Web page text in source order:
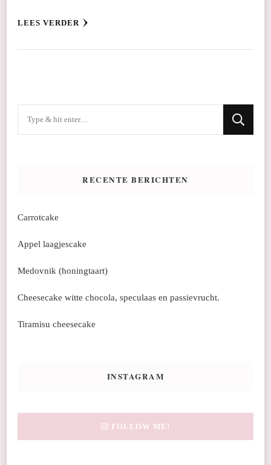
LEES VERDER
RECENTE BERICHTEN
Carrotcake
Appel laagjescake
Medovnik (honingtaart)
Cheesecake witte chocola, speculaas en passievrucht.
Tiramisu cheesecake
INSTAGRAM
FOLLOW ME!